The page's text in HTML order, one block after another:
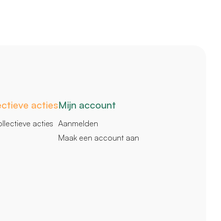
acties
acties
Mijn account
Aanmelden
Maak een account aan